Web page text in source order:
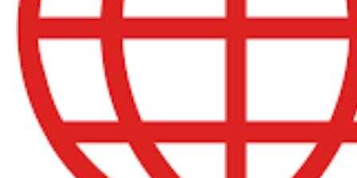
APP MÓVIL
TRANSPARENCIA